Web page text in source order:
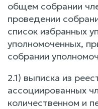
общем собрании
проведении
список избранных
уполномоченных,
собрании
2.1) выписка из
ассоциированных
количественном и